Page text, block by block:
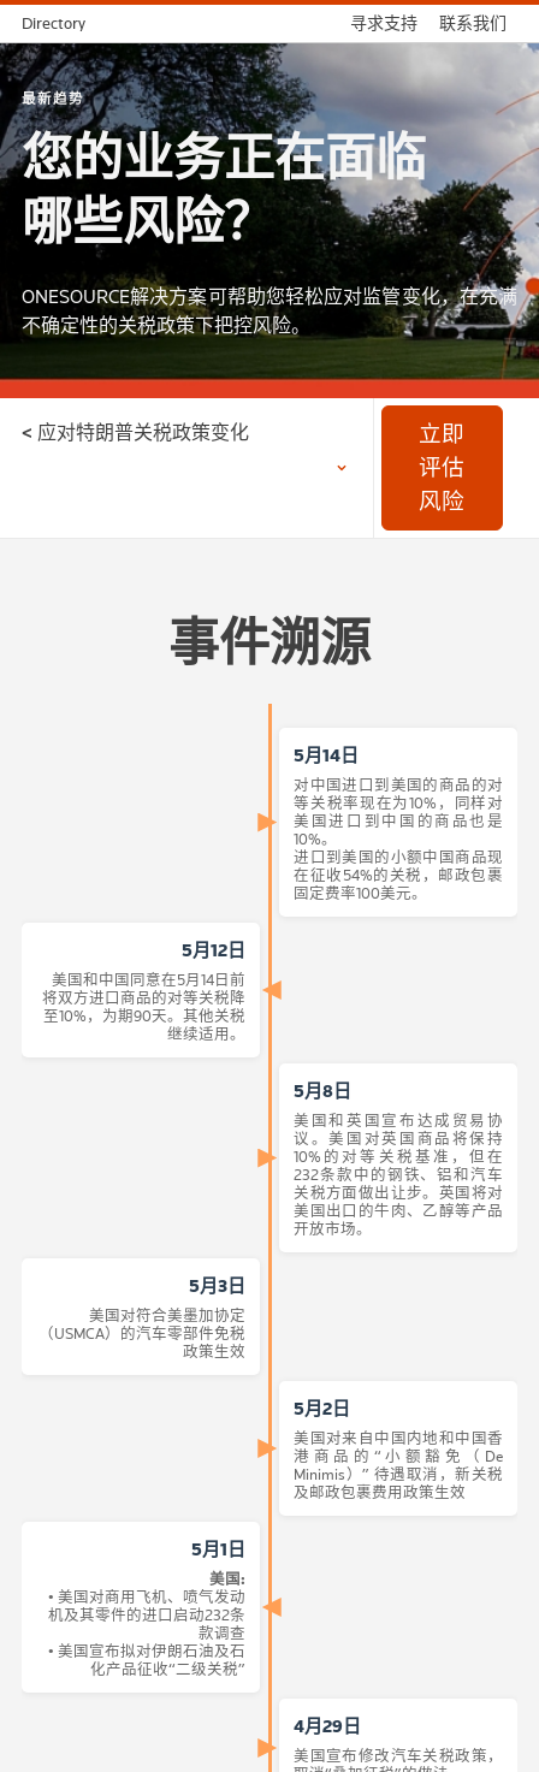
Directory 寻求支持 联系我们
最新趋势
您的业务正在面临
哪些风险？
ONESOURCE解决方案可帮助您轻松应对监管变化，在充满
不确定性的关税政策下把控风险。
< 应对特朗普关税政策变化
立即
评估
风险
事件溯源
5月14日
对中国进口到美国的商品的对
等关税率现在为10%，同样对
美国进口到中国的商品也是
10%。
进口到美国的小额中国商品现
在征收54%的关税，邮政包裹
固定费率100美元。
5月12日
美国和中国同意在5月14日前
将双方进口商品的对等关税降
至10%，为期90天。其他关税
继续适用。
5月8日
美国和英国宣布达成贸易协
议。美国对英国商品将保持
10%的对等关税基准，但在
232条款中的钢铁、铝和汽车
关税方面做出让步。英国将对
美国出口的牛肉、乙醇等产品
开放市场。
5月3日
美国对符合美墨加协定
（USMCA）的汽车零部件免税
政策生效
5月2日
美国对来自中国内地和中国香
港商品的“小额豁免（De
Minimis）” 待遇取消，新关税
及邮政包裹费用政策生效
5月1日
美国:
• 美国对商用飞机、喷气发动
机及其零件的进口启动232条
款调查
• 美国宣布拟对伊朗石油及石
化产品征收“二级关税”
4月29日
美国宣布修改汽车关税政策，